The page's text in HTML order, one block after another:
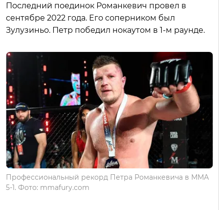
Последний поединок Романкевич провел в
сентябре 2022 года. Его соперником был
Зулузиньо. Петр победил нокаутом в 1-м раунде.
Профессиональный рекорд Петра Романкевича в ММА
5-1. Фото: mmafury.com